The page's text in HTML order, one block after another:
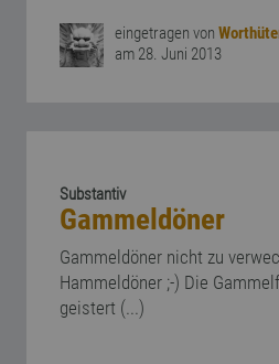
eingetragen von
am 28. Juni 2013
Substantiv
Gammeldöner
Gammeldöner nicht zu
Hammeldöner ;-) Die
geistert (...)